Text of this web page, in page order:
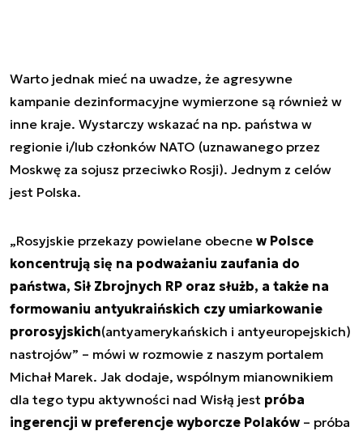
Warto jednak mieć na uwadze, że agresywne
kampanie dezinformacyjne wymierzone są również w
inne kraje. Wystarczy wskazać na np. państwa w
regionie i/lub członków NATO (uznawanego przez
Moskwę za sojusz przeciwko Rosji). Jednym z celów
jest Polska.
„Rosyjskie przekazy powielane obecne w Polsce
koncentrują się na podważaniu zaufania do
państwa, Sił Zbrojnych RP oraz służb, a także na
formowaniu antyukraińskich czy umiarkowanie
prorosyjskich(antyamerykańskich i antyeuropejskich)
nastrojów” – mówi w rozmowie z naszym portalem
Michał Marek. Jak dodaje, wspólnym mianownikiem
dla tego typu aktywności nad Wisłą jest próba
ingerencji w preferencje wyborcze Polaków – próba